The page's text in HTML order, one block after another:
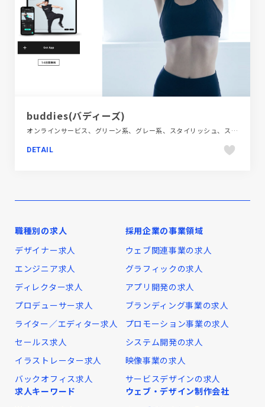
buddies(バディーズ)
オンラインサービス、グリーン系、グレー系、スタイリッシュ、スポーツ・アウトドア、ブラック系 、ブランド・サービスサイト、ホワイト系、モーション多め、大きめ写真
DETAIL
職種別の求人
デザイナー求人
エンジニア求人
ディレクター求人
プロデューサー求人
ライター／エディター求人
セールス求人
イラストレーター求人
バックオフィス求人
採用企業の事業領域
ウェブ関連事業の求人
グラフィックの求人
アプリ開発の求人
ブランディング事業の求人
プロモーション事業の求人
システム開発の求人
映像事業の求人
サービスデザインの求人
求人キーワード
ウェブ・デザイン制作会社